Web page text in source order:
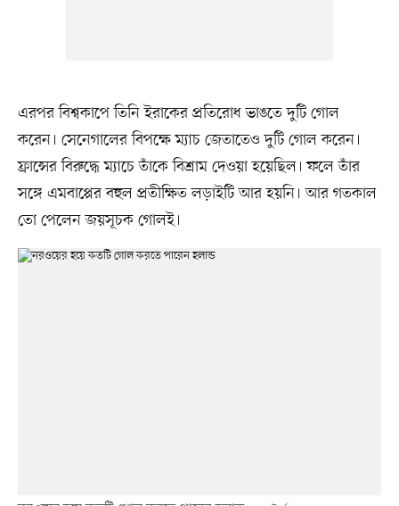
এরপর বিশ্বকাপে তিনি ইরাকের প্রতিরোধ ভাঙতে দুটি গোল
করেন। সেনেগালের বিপক্ষে ম্যাচ জেতাতেও দুটি গোল করেন।
ফ্রান্সের বিরুদ্ধে ম্যাচে তাঁকে বিশ্রাম দেওয়া হয়েছিল। ফলে তাঁর
সঙ্গে এমবাপ্পের বহুল প্রতীক্ষিত লড়াইটি আর হয়নি। আর গতকাল
তো পেলেন জয়সূচক গোলই।